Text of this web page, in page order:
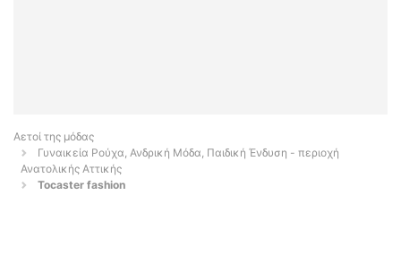
Αετοί της μόδας
Γυναικεία Ρούχα, Ανδρική Μόδα, Παιδική Ένδυση - περιοχή
Ανατολικής Αττικής
Tocaster fashion